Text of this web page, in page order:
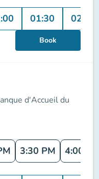
01:30 02:00
Book
d'Accueil du
3:30 PM 4:00